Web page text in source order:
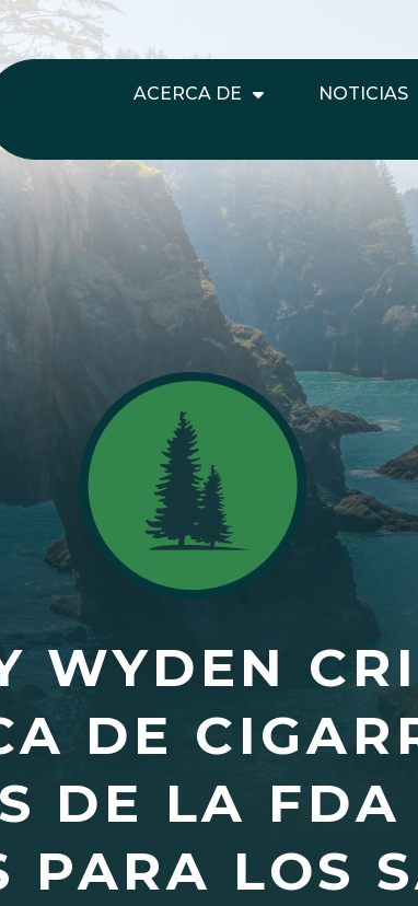
ACERCA DE NOTICIAS
WYDEN
DE
DE LA
PARA LOS